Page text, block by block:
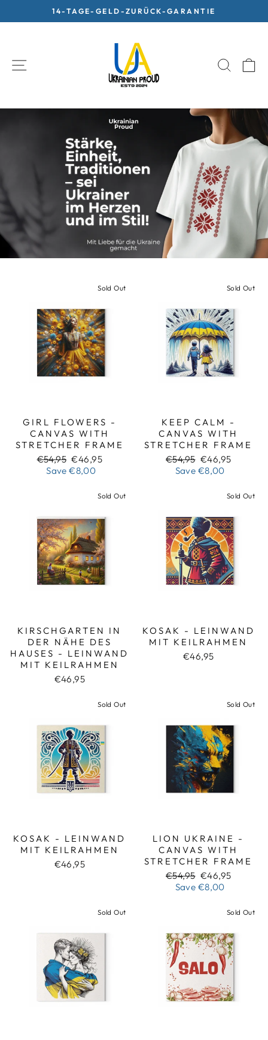
to
Pause
slideshow
14-TAGE-GELD-ZURÜCK-GARANTIE
SITE NAVIGATION
Sold Out
GIRL FLOWERS -
CANVAS WITH
STRETCHER FRAME
Regular
price
€54,95 Sale
price
€46,95
Save€8,00
Sold Out
KEEP CALM -
CANVAS WITH
STRETCHER FRAME
Regular
price
€54,95 Sale
price
€46,95
Save €8,00
Sold Out
KIRSCHGARTEN IN
DER NÄHE DES
HAUSES - LEINWAND
MIT KEILRAHMEN
€46,95
Sold Out
KOSAK - LEINWAND
MIT KEILRAHMEN
€46,95
Sold Out
KOSAK - LEINWAND
MIT KEILRAHMEN
€46,95
Sold Out
LION UKRAINE -
CANVAS WITH
STRETCHER FRAME
Regular
price
€54,95 Sale
price
€46,95
Save €8,00
Sold Out Sold Out